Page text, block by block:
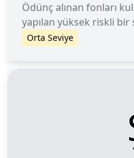
Ödünç alınan fonları
yapılan yüksek riskli bir
Orta Seviye